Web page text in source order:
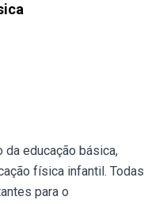
da educação básica,
física infantil. Todas
para o